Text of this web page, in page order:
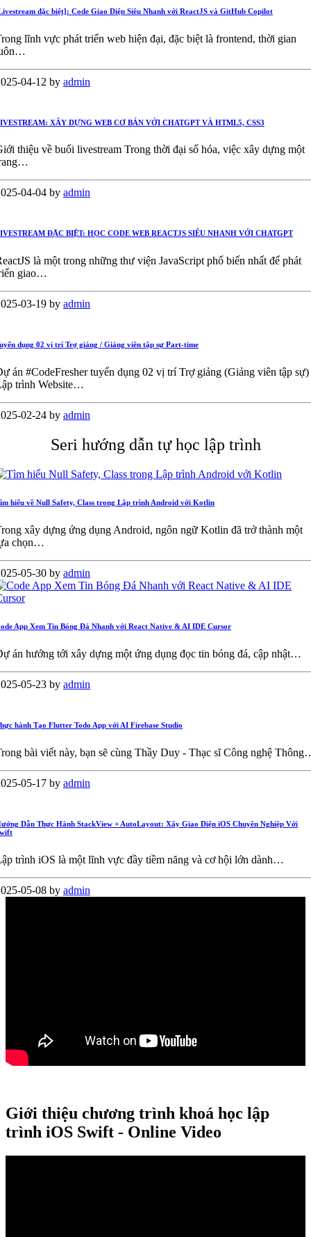
đặc biệt]: Code Giao Diện Siêu Nhanh với ReactJS và GitHub Copilot
lĩnh vực phát triển web hiện đại, đặc biệt là frontend, thời gian
04-12 by admin
XÂY DỰNG WEB CƠ BẢN VỚI CHATGPT VÀ HTML5, CSS3
thiệu về buổi livestream Trong thời đại số hóa, việc xây dựng một
04-04 by admin
ĐẶC BIỆT: HỌC CODE WEB REACTJS SIÊU NHANH VỚI CHATGPT
là một trong những thư viện JavaScript phổ biến nhất để phát
giao…
03-19 by admin
dụng 02 vị trí Trợ giảng / Giảng viên tập sự Part-time
án #CodeFresher tuyển dụng 02 vị trí Trợ giảng (Giảng viên tập sự)
trình Website…
02-24 by admin
Seri hướng dẫn tự học lập trình
hiểu về Null Safety, Class trong Lập trình Android với Kotlin
xây dựng ứng dụng Android, ngôn ngữ Kotlin đã trở thành một
chọn…
05-30 by admin
App Xem Tin Bóng Đá Nhanh với React Native & AI IDE Cursor
án hướng tới xây dựng một ứng dụng đọc tin bóng đá, cập nhật…
05-23 by admin
hành Tạo Flutter Todo App với AI Firebase Studio
bài viết này, bạn sẽ cùng Thầy Duy - Thạc sĩ Công nghệ
05-17 by admin
Dẫn Thực Hành StackView + AutoLayout: Xây Giao Diện iOS Chuyên Nghiệp Với
trình iOS là một lĩnh vực đầy tiềm năng và cơ hội lớn dành…
05-08 by admin
Giới thiệu chương trình khoá học lập
trình iOS Swift - Online Video